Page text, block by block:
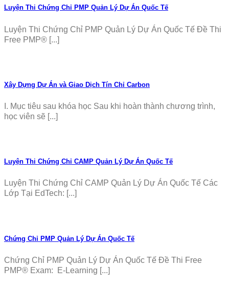
Luyện Thi Chứng Chỉ PMP Quản Lý Dự Án Quốc Tế
Luyện Thi Chứng Chỉ PMP Quản Lý Dự Án Quốc Tế Đề Thi
Free PMP® [...]
Xây Dựng Dự Án và Giao Dịch Tín Chỉ Carbon
I. Mục tiêu sau khóa học Sau khi hoàn thành chương trình,
học viên sẽ [...]
Luyện Thi Chứng Chỉ CAMP Quản Lý Dự Án Quốc Tế
Luyện Thi Chứng Chỉ CAMP Quản Lý Dự Án Quốc Tế Các
Lớp Tại EdTech: [...]
Chứng Chỉ PMP Quản Lý Dự Án Quốc Tế
Chứng Chỉ PMP Quản Lý Dự Án Quốc Tế Đề Thi Free
PMP® Exam: E-Learning [...]